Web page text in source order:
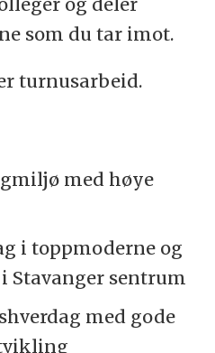
som du tar imot.
turnusarbeid.
med høye
i toppmoderne og
Stavanger sentrum
med gode